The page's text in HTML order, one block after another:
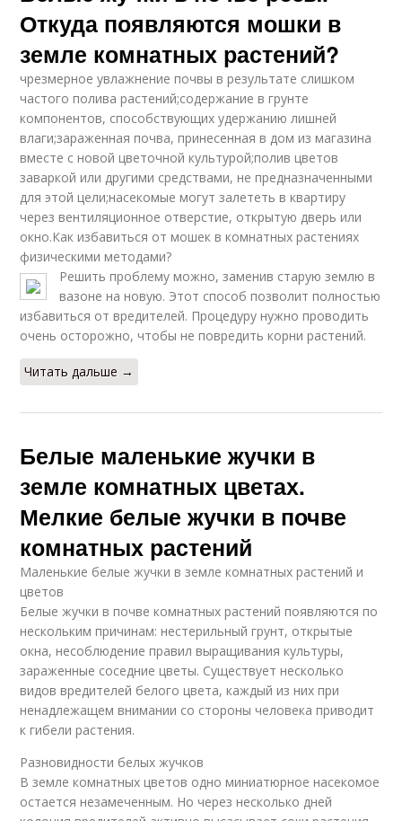
Откуда появляются мошки в
земле комнатных растений?
чрезмерное увлажнение почвы в результате слишком
частого полива растений;содержание в грунте
компонентов, способствующих удержанию лишней
влаги;зараженная почва, принесенная в дом из магазина
вместе с новой цветочной культурой;полив цветов
заваркой или другими средствами, не предназначенными
для этой цели;насекомые могут залететь в квартиру
через вентиляционное отверстие, открытую дверь или
окно.Как избавиться от мошек в комнатных растениях
физическими методами?
Решить проблему можно, заменив старую землю в
вазоне на новую. Этот способ позволит полностью
избавиться от вредителей. Процедуру нужно проводить
очень осторожно, чтобы не повредить корни растений.
Читать дальше →
Белые маленькие жучки в
земле комнатных цветах.
Мелкие белые жучки в почве
комнатных растений
Маленькие белые жучки в земле комнатных растений и
цветов
Белые жучки в почве комнатных растений появляются по
нескольким причинам: нестерильный грунт, открытые
окна, несоблюдение правил выращивания культуры,
зараженные соседние цветы. Существует несколько
видов вредителей белого цвета, каждый из них при
ненадлежащем внимании со стороны человека приводит
к гибели растения.
Разновидности белых жучков
В земле комнатных цветов одно миниатюрное насекомое
остается незамеченным. Но через несколько дней